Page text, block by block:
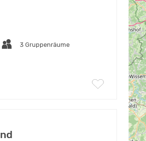
3 Gruppenräume